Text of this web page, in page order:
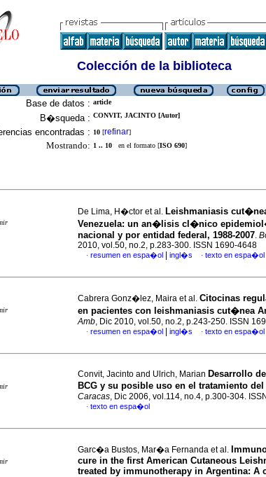
Colección de la biblioteca
Base de datos : article
B�squeda : CONVIT, JACINTO [Autor]
encontradas : 10 [refinar]
Mostrando: 1 .. 10 en el formato [ISO 690]
De Lima, H�ctor et al. Leishmaniasis
Venezuela: un an�lisis cl�nico
nacional y por entidad federal, 1988-2007.
2010, vol.50, no.2, p.283-300. ISSN 1690-4648
· resumen en espa�ol ingl�s · texto en espa�ol
Cabrera Gonz�lez, Maira et al. Citocinas
en pacientes con leishmaniasis cut�nea
Amb, Dic 2010, vol.50, no.2, p.243-250. ISSN
· resumen en espa�ol ingl�s · texto en espa�ol
Convit, Jacinto and Ulrich, Marian Desarrollo
BCG y su posible uso en el tratamiento
Caracas, Dic 2006, vol.114, no.4, p.300-304.
· texto en espa�ol
Garc�a Bustos, Mar�a Fernanda et al.
cure in the first American Cutaneous
treated by immunotherapy in Argentina: A